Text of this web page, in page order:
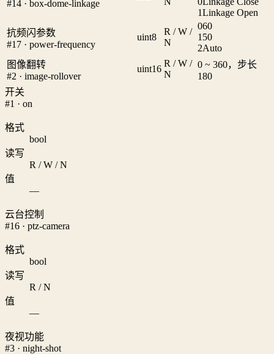
#14 · box-dome-linkage
1Linkage Open
抗频闪参数
#17 · power-frequency
uint8
R / W /
N
060
1 50
2Auto
图像翻转
#2 · image-rollover
uint16
R / W /
N
0 ~ 360，步长
180
开关
#1 · on
格式
bool
读写
R / W / N
值
—
云台控制
#16 · ptz-camera
格式
bool
读写
R / N
值
—
夜视功能
#3 · night-shot